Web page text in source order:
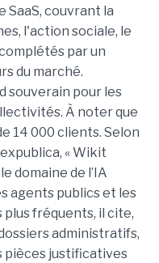
SaaS, couvrant la
l'action sociale, le
par un
du marché.
souverain pour les
À noter que
14 000 clients. Selon
« Wikit
domaine de l’IA
agents publics et les
plus fréquents, il cite,
administratifs,
pièces justificatives